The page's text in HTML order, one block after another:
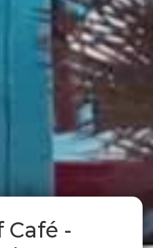
Café -